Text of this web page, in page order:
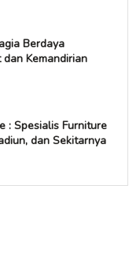
Berdaya
Kemandirian
: Spesialis Furniture
dan Sekitarnya